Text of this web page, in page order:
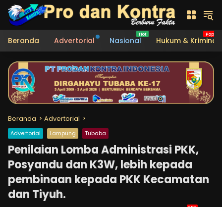
Langsung
konten
Beranda
Advertorial Nasional Hukum & Kriminal
Beranda Advertorial
Advertorial Lampung Tubaba
Penilaian Lomba Administrasi PKK,
Posyandu dan K3W, lebih kepada
pembinaan kepada PKK Kecamatan
dan Tiyuh.